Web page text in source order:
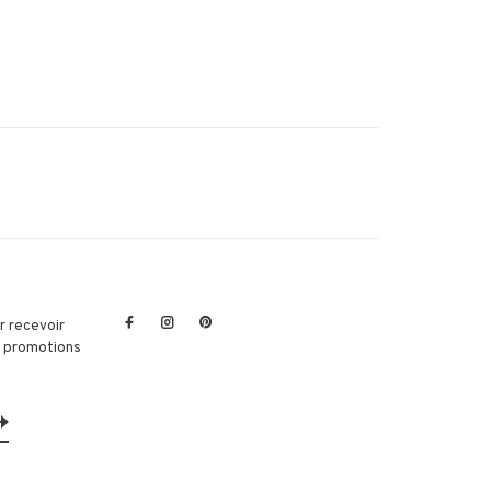
recevoir
promotions